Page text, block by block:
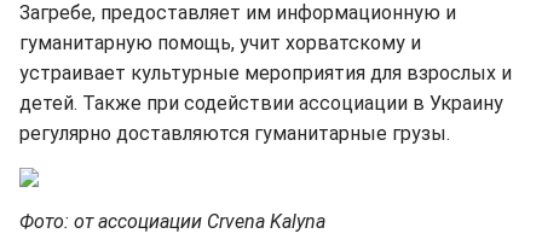
Загребе, предоставляет им информационную и
гуманитарную помощь, учит хорватскому и
устраивает культурные мероприятия для взрослых и
детей. Также при содействии ассоциации в Украину
регулярно доставляются гуманитарные грузы.
Фото: от ассоциации Crvena Kalyna